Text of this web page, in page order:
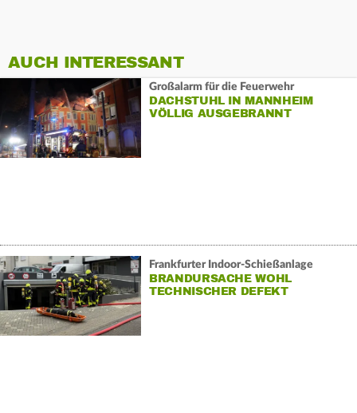
AUCH INTERESSANT
Großalarm für die Feuerwehr
DACHSTUHL IN MANNHEIM
VÖLLIG AUSGEBRANNT
Frankfurter Indoor-Schießanlage
BRANDURSACHE WOHL
TECHNISCHER DEFEKT